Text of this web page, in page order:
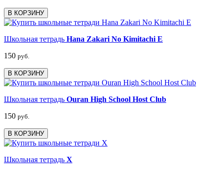
В КОРЗИНУ
Школьная тетрадь Hana Zakari No Kimitachi E
150 руб.
В КОРЗИНУ
Школьная тетрадь Ouran High School Host Club
150 руб.
В КОРЗИНУ
Школьная тетрадь X